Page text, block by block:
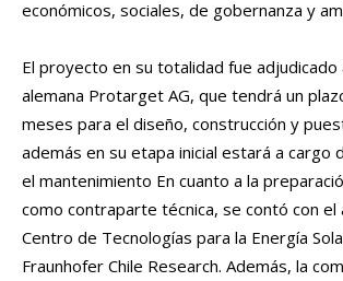
económicos, sociales, de gobernanza y
El proyecto en su totalidad fue adjudicado
alemana Protarget AG, que tendrá un
meses para el diseño, construcción y
además en su etapa inicial estará a cargo
el mantenimiento En cuanto a la
como contraparte técnica, se contó con el
Centro de Tecnologías para la Energía
Fraunhofer Chile Research. Además, la